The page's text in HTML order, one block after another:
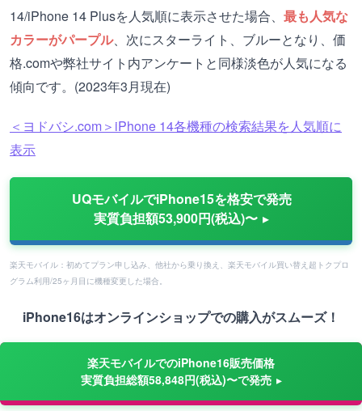
14/iPhone 14 Plusを人気順に表示させた場合、 最も人気な
カラーがパープル、次にスターライト、ブルーとなり、価
格.comや弊社サイト内アンケートと同様淡色が人気になる
傾向です。(2023年3月現在)
＜ヨドバシ.com＞iPhone 14各機種の検索結果を人気順に
表示
UQモバイルでiPhone15を格安で発売
実質負担額53,900円(税込)〜
楽天モバイル：初めてプラン申し込み、他社から乗り換え、楽天モバイル買い替え超トクプロ
グラム利用/25ヶ月目に機種変更した場合。
iPhone16はオンラインショップでの購入がスムーズ！
楽天モバイルでのiPhone16販売価格
実質負担総額58,848円(税込)〜で発売